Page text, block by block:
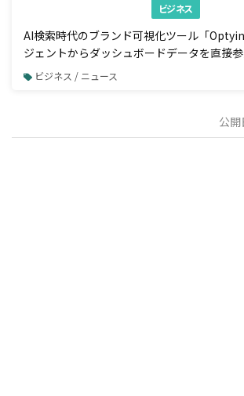
ビジネス
AI検索時代のブランド可視化ツール「
ジェントからダッシュボードデータを直接
接続」機能を一般公開
ビジネス / ニュース
公